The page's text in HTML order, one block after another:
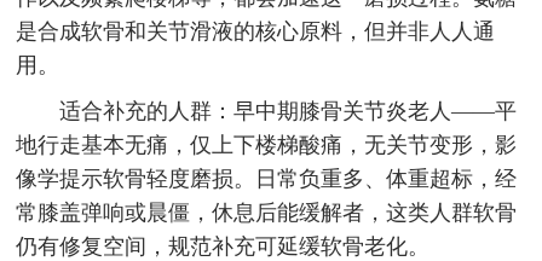
是合成软骨和关节滑液的核心原料，但并非人人通
用。
适合补充的人群：早中期膝骨关节炎老人——平
地行走基本无痛，仅上下楼梯酸痛，无关节变形，影
像学提示软骨轻度磨损。日常负重多、体重超标，经
常膝盖弹响或晨僵，休息后能缓解者，这类人群软骨
仍有修复空间，规范补充可延缓软骨老化。